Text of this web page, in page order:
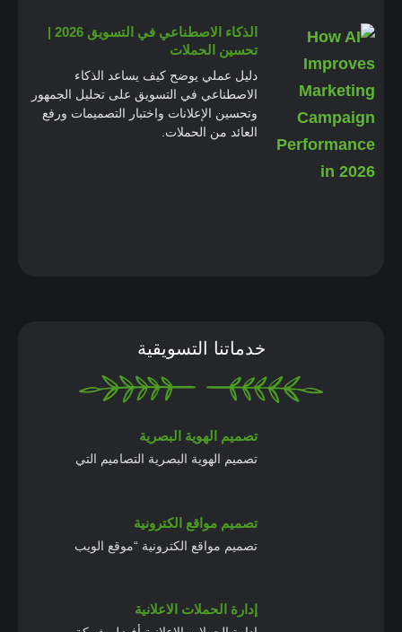
الذكاء الاصطناعي في التسويق 2026 |
تحسين الحملات
دليل عملي يوضح كيف يساعد الذكاء
الاصطناعي في التسويق على تحليل الجمهور
وتحسين الإعلانات واختبار التصميمات ورفع
العائد من الحملات.
خدماتنا التسويقية
تصميم الهوية البصرية
تصميم الهوية البصرية التصاميم التي
تصميم مواقع الكترونية
تصميم مواقع الكترونية “موقع الويب
إدارة الحملات الاعلانية